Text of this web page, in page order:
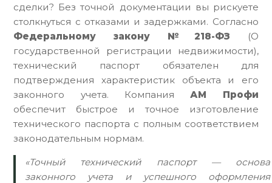
сделки? Без точной документации вы рискуете
столкнуться с отказами и задержками. Согласно
Федеральному закону №218-ФЗ (О
государственной регистрации недвижимости),
технический паспорт обязателен для
подтверждения характеристик объекта и его
законного учета. КомпанияАМ Профи
обеспечит быстрое и точное изготовление
технического паспорта с полным соответствием
законодательным нормам.
«Точный технический паспорт — основа
законного учета и успешного оформления